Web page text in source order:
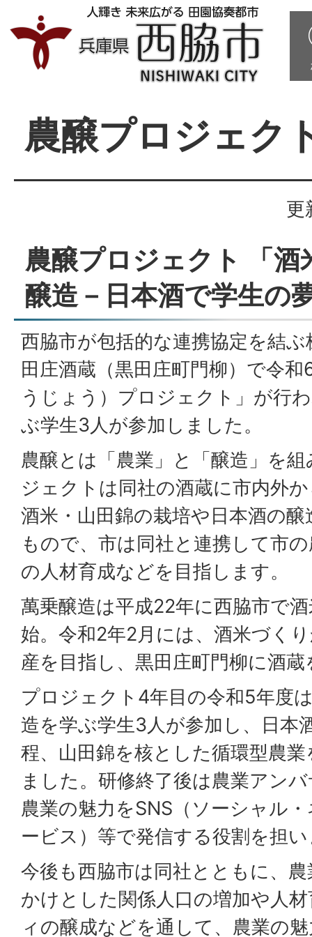
農醸プロジェク
更
農醸プロジェクト 「酒
醸造－日本酒で学生の
西脇市が包括的な連携協定を結
田庄酒蔵（黒田庄町門柳）で令
うじょう）プロジェクト」が行
ぶ学生3人が参加しました。
農醸とは「農業」と「醸造」を
ジェクトは同社の酒蔵に市内外
酒米・山田錦の栽培や日本酒の
もので、市は同社と連携して市
の人材育成などを目指します。
萬乗醸造は平成22年に西脇市で
始。令和2年2月には、酒米づく
産を目指し、黒田庄町門柳に酒
プロジェクト4年目の令和5年度
造を学ぶ学生3人が参加し、日本
程、山田錦を核とした循環型農
ました。研修終了後は農業アン
農業の魅力をSNS（ソーシャル
ービス）等で発信する役割を担
今後も西脇市は同社とともに、
かけとした関係人口の増加や人
ィの醸成などを通して、農業の